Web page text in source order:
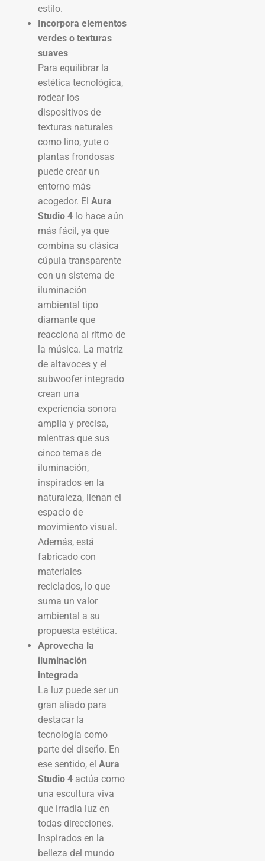
estilo.
Incorpora elementos
verdes o texturas
suaves
Para equilibrar la
estética tecnológica,
rodear los
dispositivos de
texturas naturales
como lino, yute o
plantas frondosas
puede crear un
entorno más
acogedor. El Aura
Studio 4 lo hace aún
más fácil, ya que
combina su clásica
cúpula transparente
con un sistema de
iluminación
ambiental tipo
diamante que
reacciona al ritmo de
la música. La matriz
de altavoces y el
subwoofer integrado
crean una
experiencia sonora
amplia y precisa,
mientras que sus
cinco temas de
iluminación,
inspirados en la
naturaleza, llenan el
espacio de
movimiento visual.
Además, está
fabricado con
materiales
reciclados, lo que
suma un valor
ambiental a su
propuesta estética.
Aprovecha la
iluminación
integrada
La luz puede ser un
gran aliado para
destacar la
tecnología como
parte del diseño. En
ese sentido, el Aura
Studio 4 actúa como
una escultura viva
que irradia luz en
todas direcciones.
Inspirados en la
belleza del mundo